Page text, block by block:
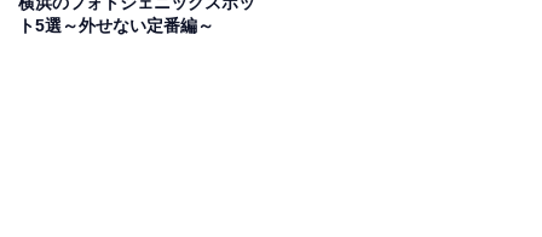
ト5選～外せない定番編～